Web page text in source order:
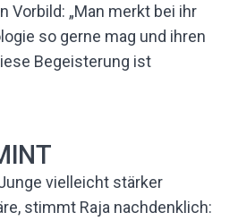
Vorbild: „Man merkt bei ihr
so gerne mag und ihren
Begeisterung ist
vielleicht stärker
stimmt Raja nachdenklich: